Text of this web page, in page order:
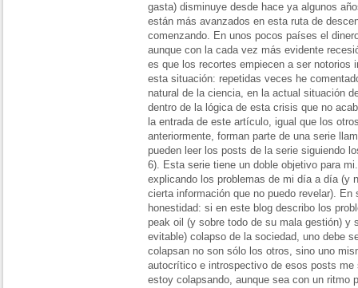
gasta) disminuye desde hace ya algunos
están más avanzados en esta ruta de
comenzando. En unos pocos países el
aunque con la cada vez más evidente
es que los recortes empiecen a ser notorios
esta situación: repetidas veces he
natural de la ciencia, en la actual situación
dentro de la lógica de esta crisis que no
la entrada de este artículo, igual que los
anteriormente, forman parte de una serie
pueden leer los posts de la serie siguiendo
6). Esta serie tiene un doble objetivo para
explicando los problemas de mi día a día (y
cierta información que no puedo revelar).
honestidad: si en este blog describo los
peak oil (y sobre todo de su mala gestión) y
evitable) colapso de la sociedad, uno debe
colapsan no son sólo los otros, sino uno
autocrítico e introspectivo de esos posts
estoy colapsando, aunque sea con un ritmo